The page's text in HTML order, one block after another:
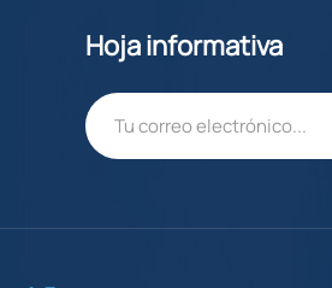
Hoja informativa